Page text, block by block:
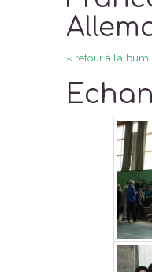
« retour à l’album